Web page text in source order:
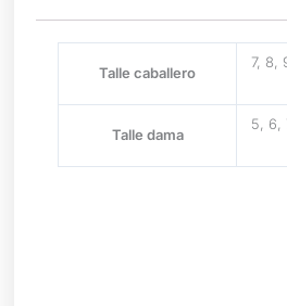
Talle caballero
7, 8,
Talle dama
5, 6,